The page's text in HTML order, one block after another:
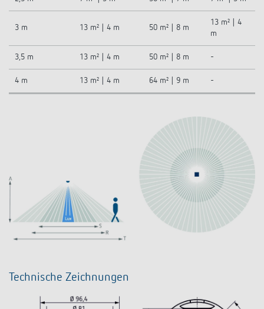
3 m 13 m² | 4 m 50 m² | 8 m
13 m² | 4
m
3,5 m 13 m² | 4 m 50 m² | 8 m -
4 m 13 m² | 4 m 64 m² | 9 m -
Technische Zeichnungen